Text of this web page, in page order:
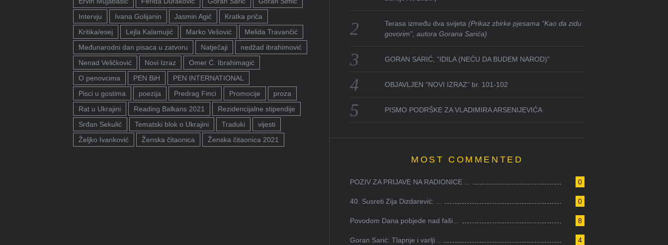
Intervju
Ivana Golijanin Jasmin Agić
Kratka priča
Kritika/esej
Lejla Kalamujić Marko Vešović
Melida Travančić
Međunarodni dan pisaca u zatvoru
Natječaji
nedžad ibrahimović
Nenad Veličković
Novi Izraz
Omer Ć. Ibrahimagić
O penovcima
PEN BiH
PEN INTERNATIONAL
Pisci u gostima
poezija Predrag Finci Promocije
proza
Rat u Ukrajini
Reading Balkans 2021
Rezidencijalne stipendije
Srđan Sekulić
Tematski blok o Ukrajini Traduki
vijesti
Željko Ivanković
Ženska čitaonica Ženska čitaonica 2021
Terasa između dva svijeta(Prikaz zbirke pjesama “Kao da zidu
govorim”, autora Gorana Sarića)
GORAN SARIĆ, “IDILA (NEĆU DA BUDEM NAROD)”
OBJAVLJEN “NOVI IZRAZ” br. 101-102
PISMO PODRŠKE ZA VLADIMIRA ARSENIJEVIĆA
MOST COMMENTED
0
POZIV ZA PRIJAVE NA RADIONICE ...
0
40. Susreti Zija Dizdarević: ...
8
Povodom Dana pobjede nad faši...
4
Goran Sarić: Tlapnje i varlji...